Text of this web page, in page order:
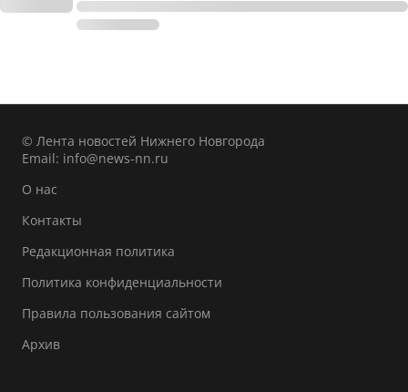
© Лента новостей Нижнего Новгорода
Email: info@news-nn.ru
О нас
Контакты
Редакционная политика
Политика конфиденциальности
Правила пользования сайтом
Архив